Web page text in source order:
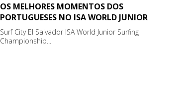
OS MELHORES MOMENTOS DOS
PORTUGUESES NO ISA WORLD JUNIOR
Surf City El Salvador ISA World Junior Surfing
Championship...